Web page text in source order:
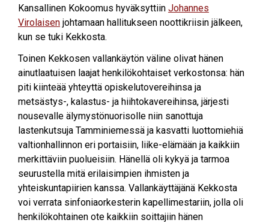
Kansallinen Kokoomus hyväksyttiin Johannes
Virolaisen johtamaan hallitukseen noottikriisin jälkeen,
kun se tuki Kekkosta.
Toinen Kekkosen vallankäytön väline olivat hänen
ainutlaatuisen laajat henkilökohtaiset verkostonsa: hän
piti kiinteää yhteyttä opiskelutovereihinsa ja
metsästys-, kalastus- ja hiihtokavereihinsa, järjesti
nousevalle älymystönuorisolle niin sanottuja
lastenkutsuja Tamminiemessä ja kasvatti luottomiehiä
valtionhallinnon eri portaisiin, liike-elämään ja kaikkiin
merkittäviin puolueisiin. Hänellä oli kykyä ja tarmoa
seurustella mitä erilaisimpien ihmisten ja
yhteiskuntapiirien kanssa. Vallankäyttäjänä Kekkosta
voi verrata sinfoniaorkesterin kapellimestariin, jolla oli
henkilökohtainen ote kaikkiin soittajiin hänen